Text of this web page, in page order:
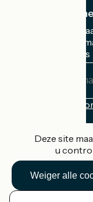
Ik abonneer
Ontvang elke
Frankrijk in uw
Mijn e-mailadres
Accueil Vélo Pro
Contact
Deze site
u
Weiger alle